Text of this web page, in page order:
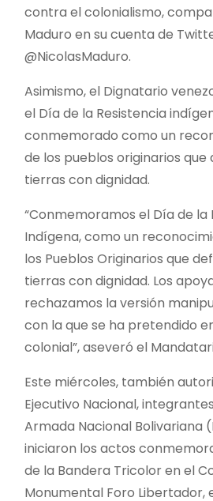
contra el colonialismo,
Maduro en su cuenta de
@NicolasMaduro.
Asimismo, el Dignatario
el Día de la Resistencia
conmemorado como un
de los pueblos originarios
tierras con dignidad.
“Conmemoramos el Día de la
Indígena, como un
los Pueblos Originarios que
tierras con dignidad. Los
rechazamos la versión
con la que se ha pretendido
colonial”, aseveró el
Este miércoles, también
Ejecutivo Nacional,
Armada Nacional Bolivariana
iniciaron los actos
de la Bandera Tricolor en el
Monumental Foro Libertador,